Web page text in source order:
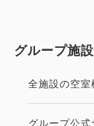
グループ施
全施設の空室
グループ公式